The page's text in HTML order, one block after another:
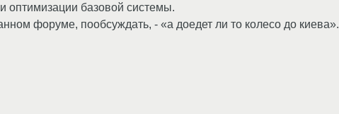
оптимизации базовой системы.
форуме, пообсуждать, - «а доедет ли то колесо до киева».